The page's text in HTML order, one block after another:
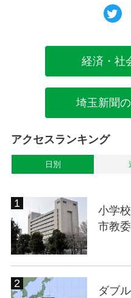
経済・社
埼玉新聞
アクセスランキング
日別
小学
市教
ダブ